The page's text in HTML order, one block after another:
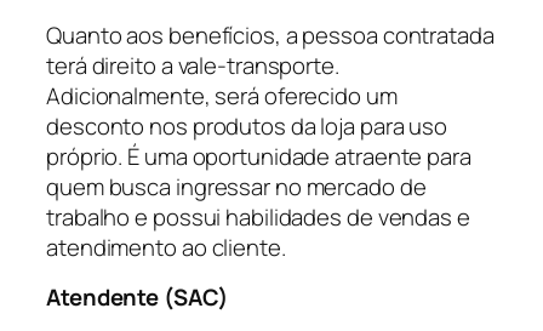
Quanto aos benefícios, a pessoa contratada
terá direito a vale-transporte.
Adicionalmente, será oferecido um
desconto nos produtos da loja para uso
próprio. É uma oportunidade atraente para
quem busca ingressar no mercado de
trabalho e possui habilidades de vendas e
atendimento ao cliente.
Atendente (SAC)